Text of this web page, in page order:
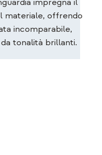
materiale, offrendo
incomparabile,
tonalità brillanti.